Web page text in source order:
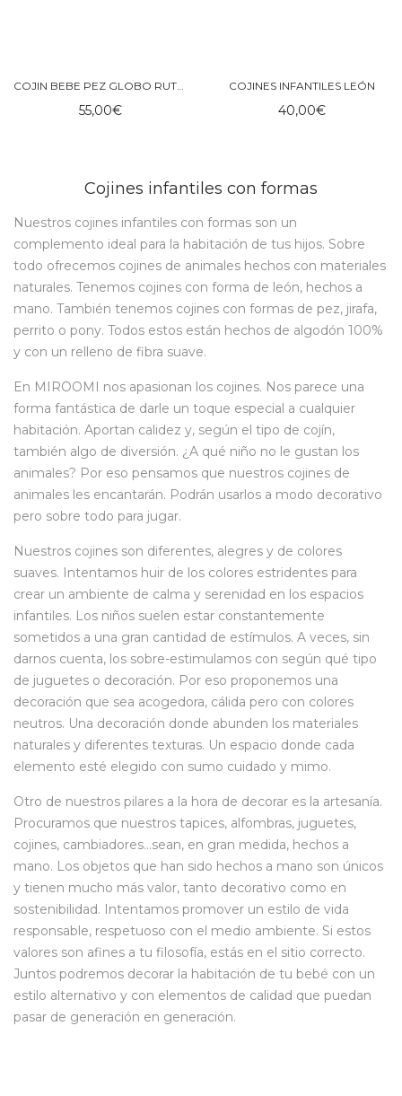
COJIN BEBE PEZ GLOBO RUTH – OYOY
55,00€
COJINES INFANTILES LEÓN
40,00€
Cojines infantiles con formas
Nuestros cojines infantiles con formas son un
complemento ideal para la habitación de tus hijos. Sobre
todo ofrecemos cojines de animales hechos con materiales
naturales. Tenemos cojines con forma de león, hechos a
mano. También tenemos cojines con formas de pez, jirafa,
perrito o pony. Todos estos están hechos de algodón 100%
y con un relleno de fibra suave.
En MIROOMI nos apasionan los cojines. Nos parece una
forma fantástica de darle un toque especial a cualquier
habitación. Aportan calidez y, según el tipo de cojín,
también algo de diversión. ¿A qué niño no le gustan los
animales? Por eso pensamos que nuestros cojines de
animales les encantarán. Podrán usarlos a modo decorativo
pero sobre todo para jugar.
Nuestros cojines son diferentes, alegres y de colores
suaves. Intentamos huir de los colores estridentes para
crear un ambiente de calma y serenidad en los espacios
infantiles. Los niños suelen estar constantemente
sometidos a una gran cantidad de estímulos. A veces, sin
darnos cuenta, los sobre-estimulamos con según qué tipo
de juguetes o decoración. Por eso proponemos una
decoración que sea acogedora, cálida pero con colores
neutros. Una decoración donde abunden los materiales
naturales y diferentes texturas. Un espacio donde cada
elemento esté elegido con sumo cuidado y mimo.
Otro de nuestros pilares a la hora de decorar es la artesanía.
Procuramos que nuestros tapices, alfombras, juguetes,
cojines, cambiadores…sean, en gran medida, hechos a
mano. Los objetos que han sido hechos a mano son únicos
y tienen mucho más valor, tanto decorativo como en
sostenibilidad. Intentamos promover un estilo de vida
responsable, respetuoso con el medio ambiente. Si estos
valores son afines a tu filosofía, estás en el sitio correcto.
Juntos podremos decorar la habitación de tu bebé con un
estilo alternativo y con elementos de calidad que puedan
pasar de generación en generación.